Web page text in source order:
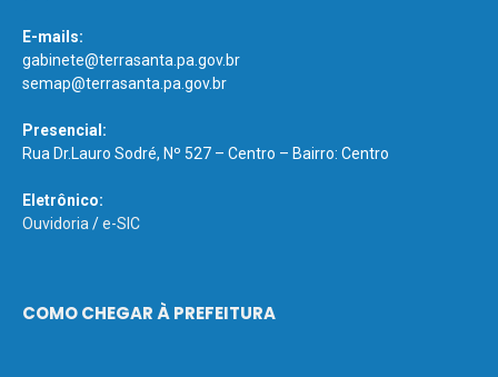
E-mails:
gabinete@terrasanta.pa.gov.br
semap@terrasanta.pa.gov.br
Presencial:
Rua Dr.Lauro Sodré, Nº 527 – Centro – Bairro: Centro
Eletrônico:
Ouvidoria /e-SIC
COMO CHEGAR À PREFEITURA